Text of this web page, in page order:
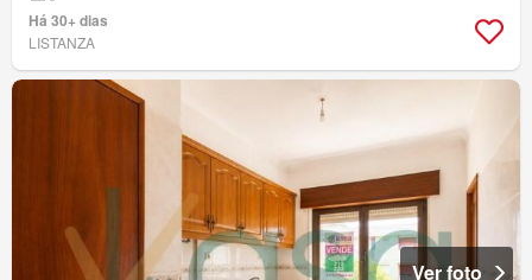
Há 30+ dias
LISTANZA
Ver foto